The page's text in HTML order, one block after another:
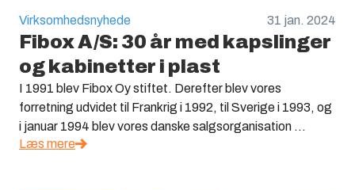
Virksomhedsnyhede 31 jan. 2024
Fibox A/S: 30 år med kapslinger
og kabinetter i plast
I 1991 blev Fibox Oy stiftet. Derefter blev vores
forretning udvidet til Frankrig i 1992, til Sverige i 1993, og
i januar 1994 blev vores danske salgsorganisation ...
Læs mere